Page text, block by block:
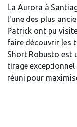
La Aurora à
l'une des plus
Patrick ont pu
faire découvrir les
Short Robusto est
tirage
réuni pour